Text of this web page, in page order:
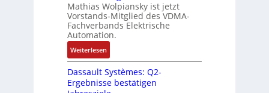
d
A
n
l
a
g
e
n
r
n
-
K
i
t
E
n
s
e
r
r
i
a
n
-
R
ü
c
k
r
a
Mathias Wolpiansky ist jetzt
Vorstands-Mitglied des VDMA-
Fachverbands Elektrische
Automation.
Weiterlesen:
R
o
s
Dassault Systèmes: Q2-
Ergebnisse bestätigen